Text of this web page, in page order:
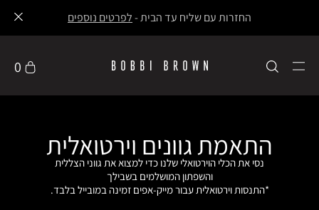
החזרות עם שליח עד הבית -לפרטים נוספים
0
התאמת גוונים וירטואלית
נסי את הכלי הוירטואלי שלנו כדי למצוא את גווני הצללית
והשפתון המושלמים בשבילך
*התנסות וירטואלית עבור מייק-אפים זמינה במובייל בלבד.